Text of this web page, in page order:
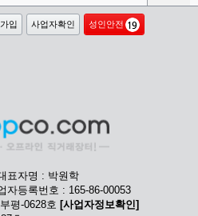
입 사업자확인 성인안전
표자명 : 박원학
자등록번호 : 165-86-00053
평-0628호 [사업자정보확인]